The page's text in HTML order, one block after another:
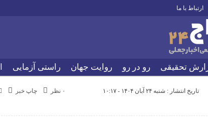
ارتباط با ما
تحقیقی رو در رو روایت جهان راستی آزمایی
تاریخ انتشار : شنبه ۲۴ آبان ۱۴۰۴ - ۱۰:۱۷ چاپ خبر
۰ نظر